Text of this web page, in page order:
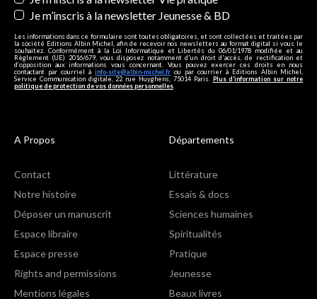
Je m’inscris à la newsletter Jeunesse & BD
Les informations dans ce formulaire sont toutes obligatoires, et sont collectées et traitées par
la société Editions Albin Michel, afin de recevoir nos newsletters au format digital si vous le
souhaitez. Conformément à la Loi Informatique et Libertés du 06/01/1978 modifiée et au
Règlement (UE) 2016/679, vous disposez notamment d'un droit d'accès, de rectification et
d’opposition aux informations vous concernant. Vous pouvez exercer ces droits en nous
contactant par courriel à info-site@albin-michel.fr ou par courrier à Editions Albin Michel,
Service Communication digitale, 22 rue Huyghens, 75014 Paris. Plus d’information sur notre
politique de protection de vos données personnelles
A Propos
Contact
Notre histoire
Déposer un manuscrit
Espace libraire
Espace presse
Rights and permissions
Mentions légales
Départements
Littérature
Essais & docs
Sciences humaines
Spiritualités
Pratique
Jeunesse
Beaux livres